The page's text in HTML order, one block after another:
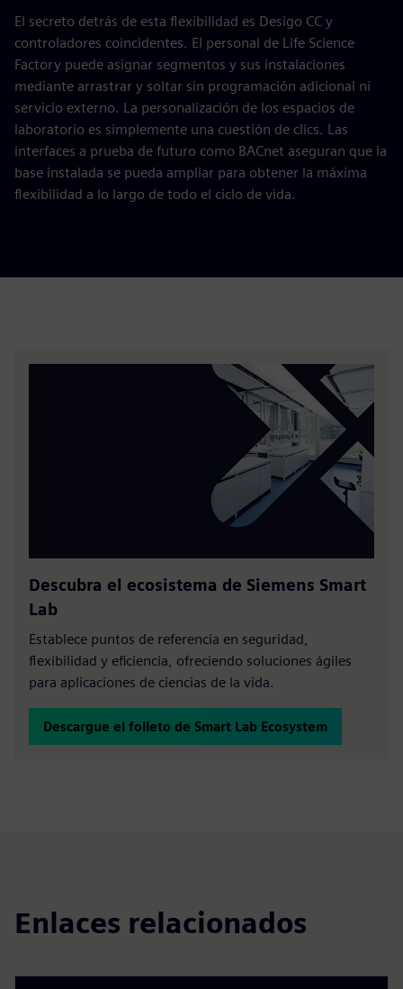
El secreto detrás de esta flexibilidad es Desigo CC y
controladores coincidentes. El personal de Life Science
Factory puede asignar segmentos y sus instalaciones
mediante arrastrar y soltar sin programación adicional ni
servicio externo. La personalización de los espacios de
laboratorio es simplemente una cuestión de clics. Las
interfaces a prueba de futuro como BACnet aseguran que la
base instalada se pueda ampliar para obtener la máxima
flexibilidad a lo largo de todo el ciclo de vida.
Descubra el ecosistema de Siemens Smart
Lab
Establece puntos de referencia en seguridad,
flexibilidad y eficiencia, ofreciendo soluciones ágiles
para aplicaciones de ciencias de la vida.
Descargue el folleto de Smart Lab Ecosystem
Enlaces relacionados